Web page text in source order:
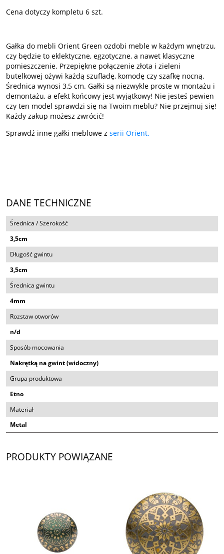
Cena dotyczy kompletu 6 szt.
Gałka do mebli Orient Green ozdobi meble w każdym wnętrzu,
czy będzie to eklektyczne, egzotyczne, a nawet klasyczne
pomieszczenie. Przepiękne połączenie złota i zieleni
butelkowej ożywi każdą szufladę, komodę czy szafkę nocną.
Średnica wynosi 3,5 cm. Gałki są niezwykle proste w montażu i
demontażu, a efekt końcowy jest wyjątkowy! Nie jesteś pewien
czy ten model sprawdzi się na Twoim meblu? Nie przejmuj się!
Każdy zakup możesz zwrócić!
Sprawdź inne gałki meblowe z serii Orient.
DANE TECHNICZNE
Średnica / Szerokość
3,5cm
Długość gwintu
3,5cm
Średnica gwintu
4mm
Rozstaw otworów
n/d
Sposób mocowania
Nakrętką na gwint (widoczny)
Grupa produktowa
Etno
Materiał
Metal
PRODUKTY POWIĄZANE